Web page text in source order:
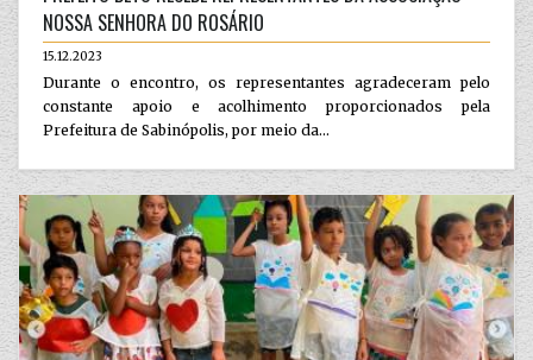
NOSSA SENHORA DO ROSÁRIO
15.12.2023
Durante o encontro, os representantes agradeceram pelo
constante apoio e acolhimento proporcionados pela
Prefeitura de Sabinópolis, por meio da...